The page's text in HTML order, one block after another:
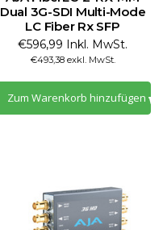
Dual 3G-SDI Multi-Mode
LC Fiber Rx SFP
€596,99 Inkl. MwSt.
€493,38 exkl. MwSt.
Zum Warenkorb hinzufügen